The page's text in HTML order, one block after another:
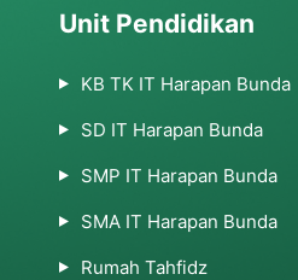
Unit Pendidikan
KB TK IT Harapan Bunda
SD IT Harapan Bunda
SMP IT Harapan Bunda
SMA IT Harapan Bunda
Rumah Tahfidz